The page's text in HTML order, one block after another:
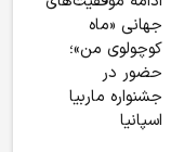
جهانی «ماه
کوچولوی من»؛
حضور در
جشنواره ماربیا
اسپانیا